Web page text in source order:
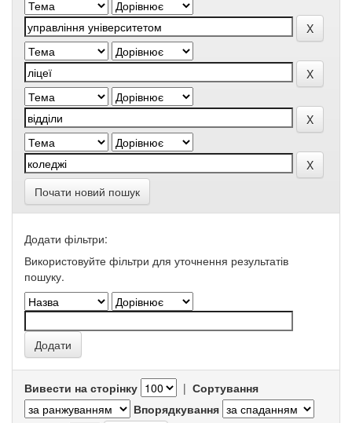
Почати новий пошук
Додати фільтри:
Використовуйте фільтри для уточнення результатів
пошуку.
Вивести на сторінку | Сортування
Впорядкування